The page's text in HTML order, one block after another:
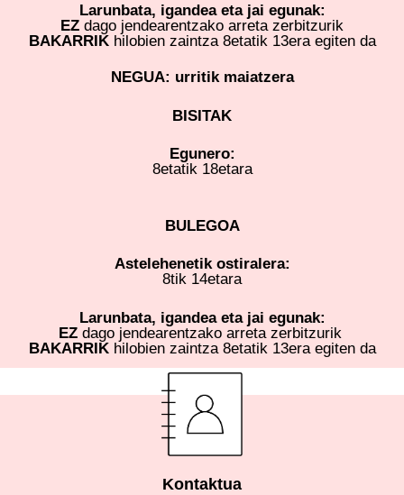
Larunbata, igandea eta jai egunak:
EZ dago jendearentzako arreta zerbitzurik
BAKARRIK hilobien zaintza 8etatik 13era egiten da
NEGUA: urritik maiatzera
BISITAK
Egunero:
8etatik 18etara
BULEGOA
Astelehenetik ostiralera:
8tik 14etara
Larunbata, igandea eta jai egunak:
EZdago jendearentzako arreta zerbitzurik
BAKARRIKhilobien zaintza 8etatik 13era egiten da
Kontaktua